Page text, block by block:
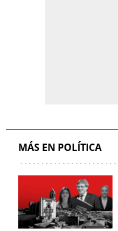
MÁS EN POLÍTICA